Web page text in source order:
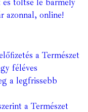
azonnal, online!
a Természet
féléves
a legfrissebb
a Természet